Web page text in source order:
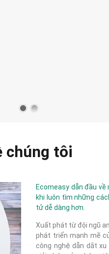
chúng tôi
Ecomeasy dẫn đầu
khi luôn tìm những
tử dễ dàng hơn.
Xuất phát từ đội ngũ
phát triển mạnh mẽ
công nghệ dẫn dắt